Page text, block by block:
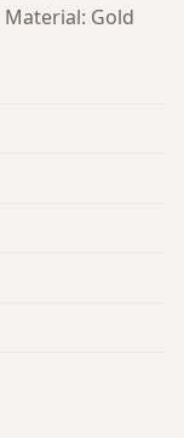
Material: Gold